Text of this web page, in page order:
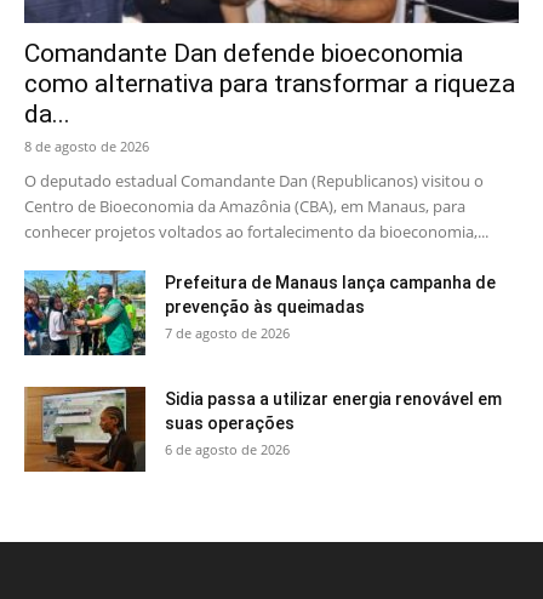
Comandante Dan defende bioeconomia
como alternativa para transformar a riqueza
da...
8 de agosto de 2026
O deputado estadual Comandante Dan (Republicanos) visitou o
Centro de Bioeconomia da Amazônia (CBA), em Manaus, para
conhecer projetos voltados ao fortalecimento da bioeconomia,...
Prefeitura de Manaus lança campanha de
prevenção às queimadas
7 de agosto de 2026
Sidia passa a utilizar energia renovável em
suas operações
6 de agosto de 2026